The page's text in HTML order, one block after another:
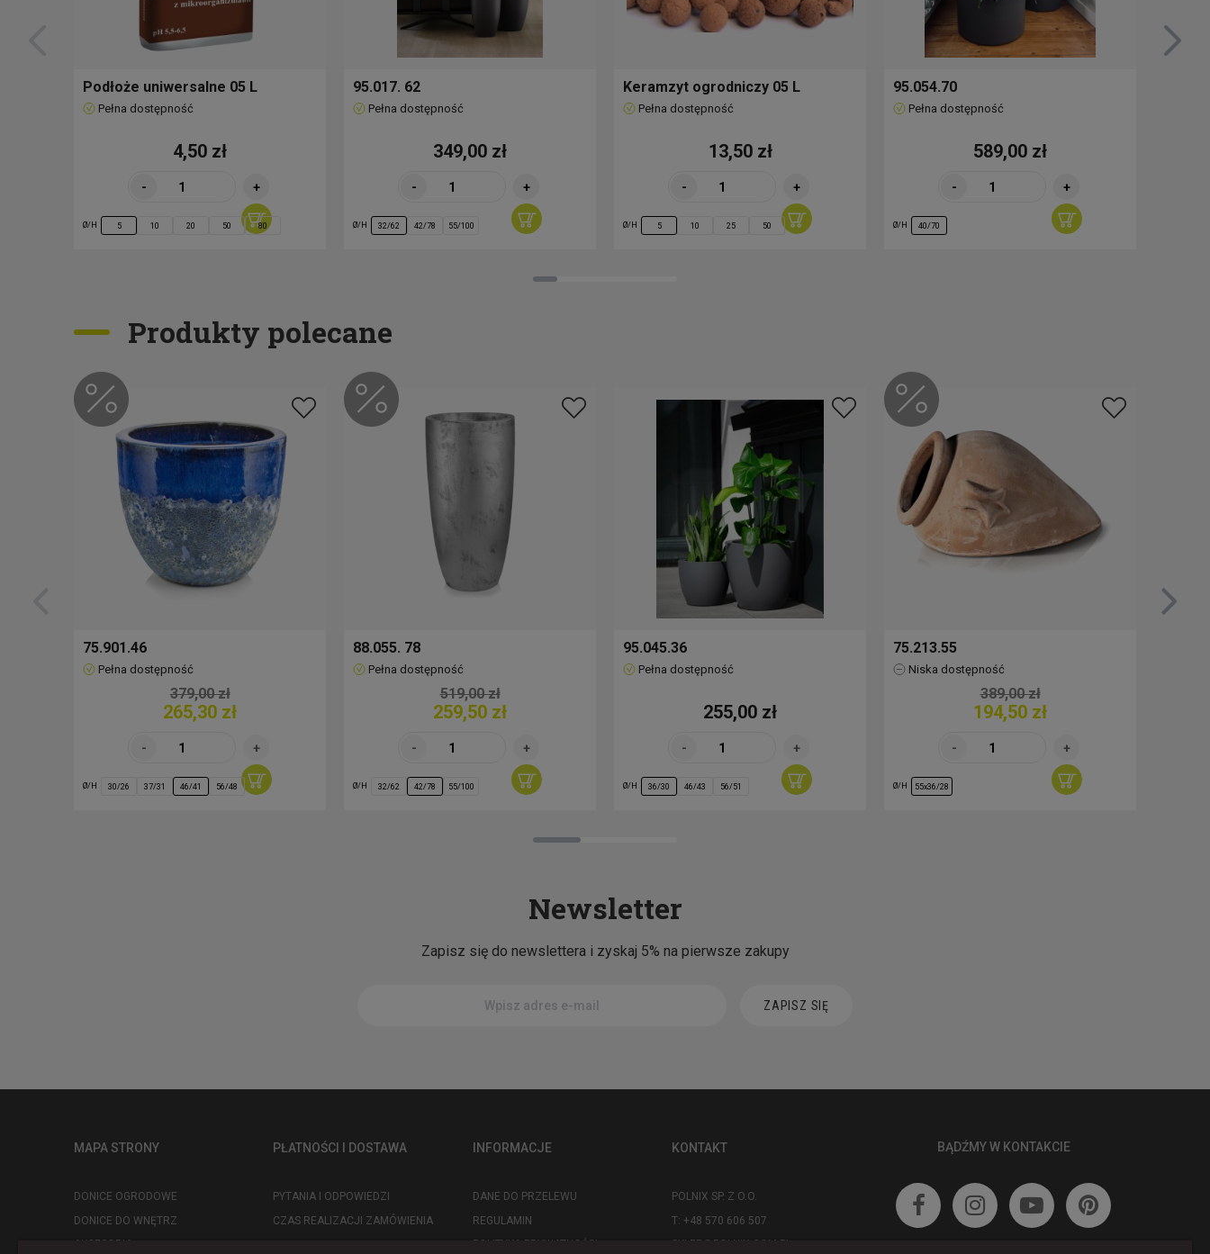
Podłoże uniwersalne 05 L
Pełna dostępność
4,50 zł
- +
Ø/H 5 10 20 50 80
95.017. 62
Pełna dostępność
349,00 zł
- +
Ø/H 32/62 42/78 55/100
Keramzyt ogrodniczy 05 L
Pełna dostępność
13,50 zł
- +
Ø/H 5 10 25 50
95.054.70
Pełna dostępność
589,00 zł
- +
Ø/H 40/70
Produkty polecane
75.901.46
Pełna dostępność
379,00 zł
265,30 zł
Ø/H 30/26 37/31 46/41 56/48
88.055. 78
Pełna dostępność
519,00 zł
259,50 zł
Ø/H 32/62 42/78 55/100
95.045.36
Pełna dostępność
255,00 zł
Ø/H 36/30 46/43 56/51
75.213.55
Niska dostępność
389,00 zł
194,50 zł
Ø/H 55x36/28
Newsletter
Zapisz się do newslettera i zyskaj 5% na pierwsze zakupy
ZAPISZ SIĘ
MAPA STRONY
DONICE OGRODOWE
DONICE DO WNĘTRZ
AKCESORIA
PŁATNOŚCI I DOSTAWA
PYTANIA I ODPOWIEDZI
CZAS REALIZACJI ZAMÓWIENIA
INFORMACJE
DANE DO PRZELEWU
REGULAMIN
POLITYKA PRYWATNOŚCI
KONTAKT
POLNIX SP. Z O.O.
T: +48 570 606 507
SKLEP@POLNIX.COM.PL
BĄDŹMY W KONTAKCIE
   